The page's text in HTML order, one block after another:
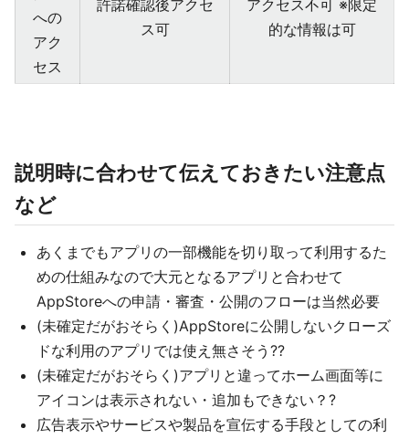
への
アク
セス
許諾確認後アクセ
ス可
アクセス不可 ※限定
的な情報は可
説明時に合わせて伝えておきたい注意点
など
あくまでもアプリの一部機能を切り取って利用するた
めの仕組みなので大元となるアプリと合わせて
AppStoreへの申請・審査・公開のフローは当然必要
(未確定だがおそらく)AppStoreに公開しないクローズ
ドな利用のアプリでは使え無さそう??
(未確定だがおそらく)アプリと違ってホーム画面等に
アイコンは表示されない・追加もできない？?
広告表示やサービスや製品を宣伝する手段としての利